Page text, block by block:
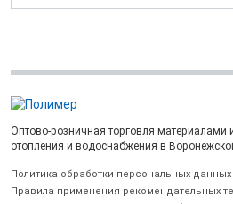
Оптово-розничная торговля материалами
отопления и водоснабжения в
Политика обработки персональных данных
Правила применения рекомендательных